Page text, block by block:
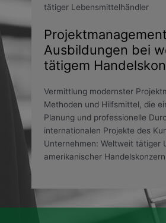
tätiger Lebensmittelhändler
Projektmanagement
Ausbildungen bei
tätigem
Vermittlung modernster
Methoden und Hilfsmittel, die
Planung und professionelle
internationalen Projekte des
Unternehmen: Weltweit tätiger
amerikanischer Handelskonzern